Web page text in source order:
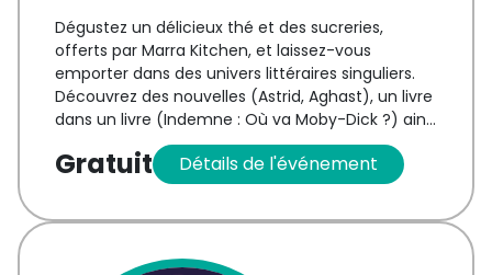
Dégustez un délicieux thé et des sucreries,
offerts par Marra Kitchen, et laissez-vous
emporter dans des univers littéraires singuliers.
Découvrez des nouvelles (Astrid, Aghast), un livre
dans un livre (Indemne : Où va Moby-Dick ?) ainsi
que la poésie (Oublier sans dormir) et un roman
historique (A Sense of Things Beyond), il y en a
pour tous les goûts.
Gratuit Détailsde l'événement